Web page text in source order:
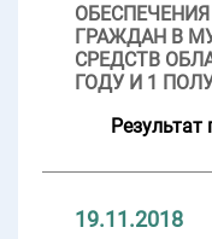
ГРАЖДАН В
СРЕДСТВ
ГОДУ И 1
Результат
19.11.2018